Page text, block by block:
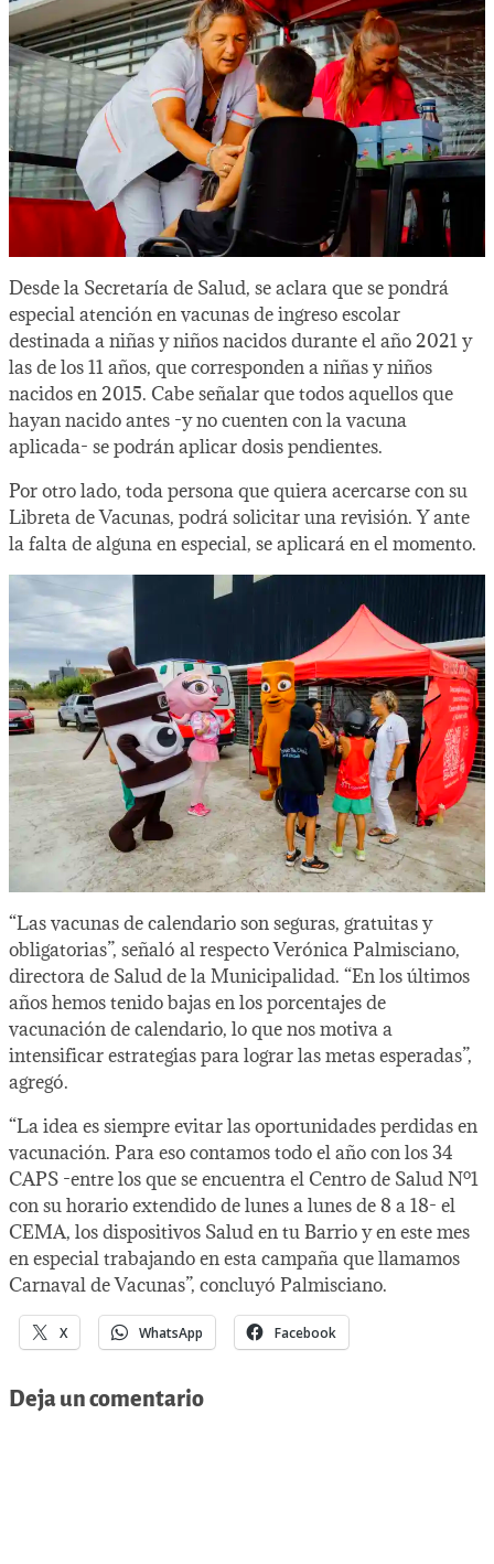
Desde la Secretaría de Salud, se aclara que se pondrá
especial atención en vacunas de ingreso escolar
destinada a niñas y niños nacidos durante el año 2021 y
las de los 11 años, que corresponden a niñas y niños
nacidos en 2015. Cabe señalar que todos aquellos que
hayan nacido antes -y no cuenten con la vacuna
aplicada- se podrán aplicar dosis pendientes.
Por otro lado, toda persona que quiera acercarse con su
Libreta de Vacunas, podrá solicitar una revisión. Y ante
la falta de alguna en especial, se aplicará en el momento.
“Las vacunas de calendario son seguras, gratuitas y
obligatorias”, señaló al respecto Verónica Palmisciano,
directora de Salud de la Municipalidad. “En los últimos
años hemos tenido bajas en los porcentajes de
vacunación de calendario, lo que nos motiva a
intensificar estrategias para lograr las metas esperadas”,
agregó.
“La idea es siempre evitar las oportunidades perdidas en
vacunación. Para eso contamos todo el año con los 34
CAPS -entre los que se encuentra el Centro de Salud Nº1
con su horario extendido de lunes a lunes de 8 a 18- el
CEMA, los dispositivos Salud en tu Barrio y en este mes
en especial trabajando en esta campaña que llamamos
Carnaval de Vacunas”, concluyó Palmisciano.
X WhatsApp Facebook
Deja un comentario